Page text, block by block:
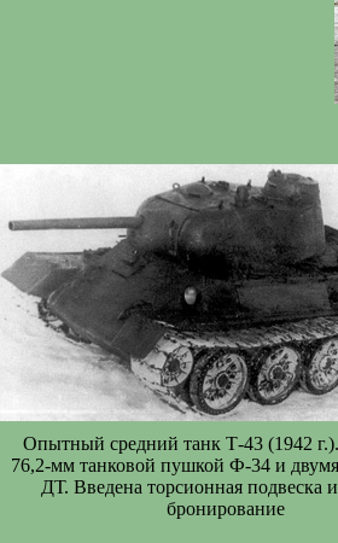
Опытный средний танк Т-43 (1942
76,2-мм танковой пушкой Ф-34 и
ДТ. Введена торсионная подвеска
бронирование